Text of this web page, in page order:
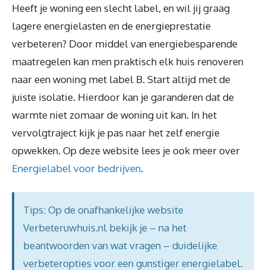
Heeft je woning een slecht label, en wil jij graag
lagere energielasten en de energieprestatie
verbeteren? Door middel van energiebesparende
maatregelen kan men praktisch elk huis renoveren
naar een woning met label B. Start altijd met de
juiste isolatie. Hierdoor kan je garanderen dat de
warmte niet zomaar de woning uit kan. In het
vervolgtraject kijk je pas naar het zelf energie
opwekken. Op deze website lees je ook meer over
Energielabel voor bedrijven.
Tips: Op de onafhankelijke website
Verbeteruwhuis.nl bekijk je – na het
beantwoorden van wat vragen – duidelijke
verbeteropties voor een gunstiger energielabel.